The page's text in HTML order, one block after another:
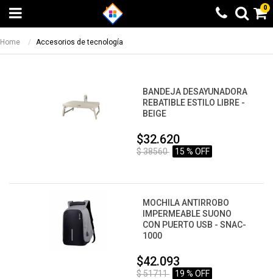
0
Home Accesorios de tecnología
BANDEJA DESAYUNADORA
REBATIBLE ESTILO LIBRE -
BEIGE
$32.620
$ 38560 15 % OFF
MOCHILA ANTIRROBO
IMPERMEABLE SUONO
CON PUERTO USB - SNAC-
1000
$42.093
$ 51711 19 % OFF